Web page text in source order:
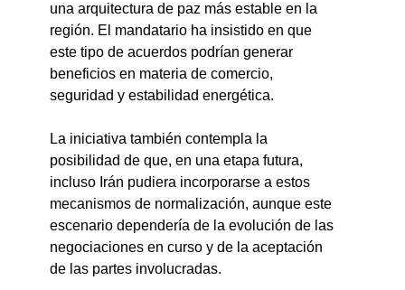
una arquitectura de paz más estable en la
región. El mandatario ha insistido en que
este tipo de acuerdos podrían generar
beneficios en materia de comercio,
seguridad y estabilidad energética.
La iniciativa también contempla la
posibilidad de que, en una etapa futura,
incluso Irán pudiera incorporarse a estos
mecanismos de normalización, aunque este
escenario dependería de la evolución de las
negociaciones en curso y de la aceptación
de las partes involucradas.